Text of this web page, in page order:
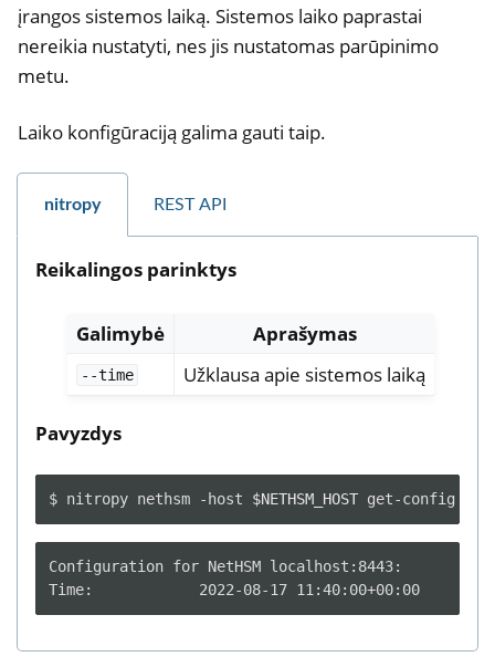
įrangos sistemos laiką. Sistemos laiko paprastai
nereikia nustatyti, nes jis nustatomas parūpinimo
metu.
Laiko konfigūraciją galima gauti taip.
nitropy REST API
Reikalingos parinktys
Galimybė Aprašymas
--time Užklausa apie sistemos laiką
Pavyzdys
$ nitropy nethsm -host $NETHSM_HOST get-config
Configuration for NetHSM localhost:8443: